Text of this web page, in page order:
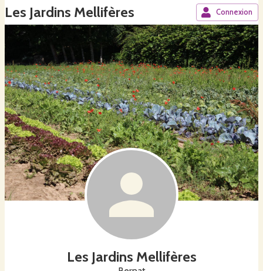
Les Jardins Mellifères Connexion
Les Jardins Mellifères